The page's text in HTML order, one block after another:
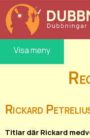
Visa meny
Rickard
Titlar där Rickard